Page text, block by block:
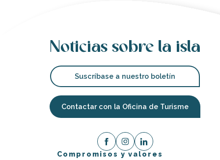
Noticias sobre la isla
Suscríbase a nuestro boletín
Contactar con la Oficina de Turisme
Compromisos y valores